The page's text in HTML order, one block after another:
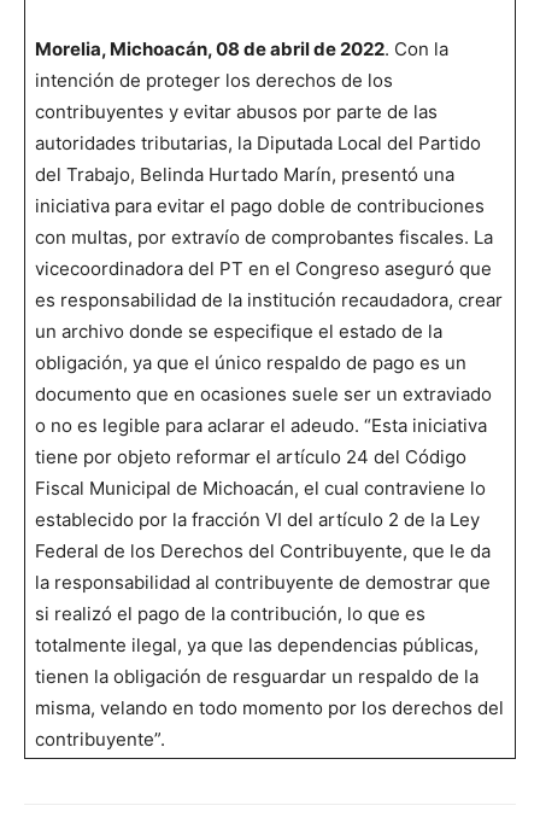
Morelia, Michoacán, 08 de abril de 2022. Con la
intención de proteger los derechos de los
contribuyentes y evitar abusos por parte de las
autoridades tributarias, la Diputada Local del Partido
del Trabajo, Belinda Hurtado Marín, presentó una
iniciativa para evitar el pago doble de contribuciones
con multas, por extravío de comprobantes fiscales. La
vicecoordinadora del PT en el Congreso aseguró que
es responsabilidad de la institución recaudadora, crear
un archivo donde se especifique el estado de la
obligación, ya que el único respaldo de pago es un
documento que en ocasiones suele ser un extraviado
o no es legible para aclarar el adeudo. “Esta iniciativa
tiene por objeto reformar el artículo 24 del Código
Fiscal Municipal de Michoacán, el cual contraviene lo
establecido por la fracción VI del artículo 2 de la Ley
Federal de los Derechos del Contribuyente, que le da
la responsabilidad al contribuyente de demostrar que
si realizó el pago de la contribución, lo que es
totalmente ilegal, ya que las dependencias públicas,
tienen la obligación de resguardar un respaldo de la
misma, velando en todo momento por los derechos del
contribuyente”.